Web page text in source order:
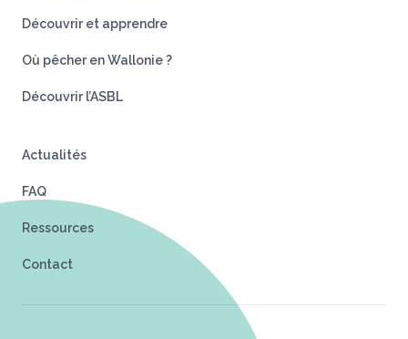
Découvrir et apprendre
Où pêcher en Wallonie ?
Découvrir l’ASBL
Actualités
FAQ
Ressources
Contact